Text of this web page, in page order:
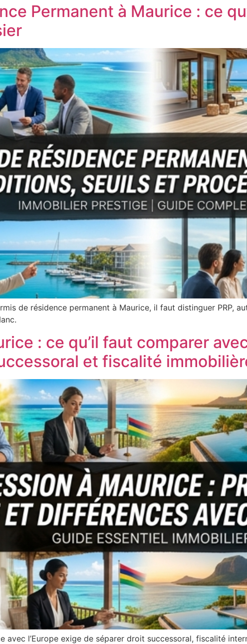
Permanent à Maurice : ce
de résidence permanent à Maurice, il faut distinguer PRP,
: ce qu’il faut comparer
et fiscalité
avec l’Europe exige de séparer droit successoral, fiscalité